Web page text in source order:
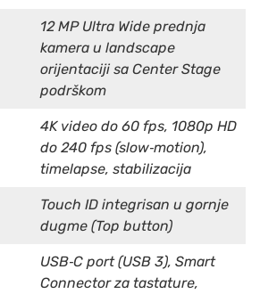
12 MP Ultra Wide prednja
kamera u landscape
orijentaciji sa Center Stage
podrškom
4K video do 60 fps, 1080p HD
do 240 fps (slow‑motion),
timelapse, stabilizacija
Touch ID integrisan u gornje
dugme (Top button)
USB‑C port (USB 3), Smart
Connector za tastature,